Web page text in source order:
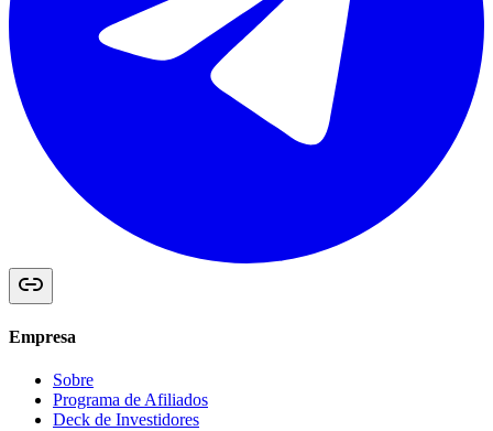
Empresa
Sobre
Programa de Afiliados
Deck de Investidores